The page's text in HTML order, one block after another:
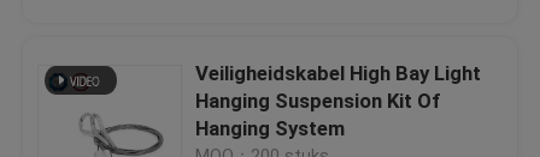
De Tangen van de vliegtuigenkabel
Regelbare Kabeltangen
Veiligheidskabel High Bay Light
Hanging Suspension Kit Of
Hanging System